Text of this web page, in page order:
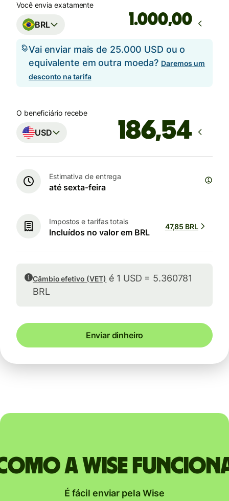
Você envia exatamente
BRL ,00
Vai enviar mais de 25.000 USD ou o
equivalente em outra moeda? Daremos um
desconto na tarifa
O beneficiário recebe
USD
Estimativa de entrega
até sexta-feira
Impostos e tarifas totais
Incluídos no valor em BRL
47,85 BRL
Câmbio efetivo (VET) é 1 USD = 5.360781
BRL
Enviar dinheiro
a Wise
É fácil enviar pela Wise